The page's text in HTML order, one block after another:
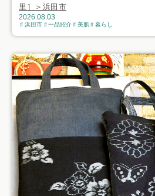
里］＞浜田市
2026.08.03
浜田市 一品紹介 美肌 暮らし